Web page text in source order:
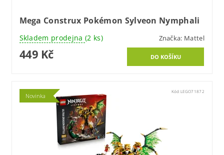
Mega Construx Pokémon Sylveon Nymphali
Skladem prodejna (2 ks) Značka: Mattel
449 Kč
Novinka
Kód:LEGO71872